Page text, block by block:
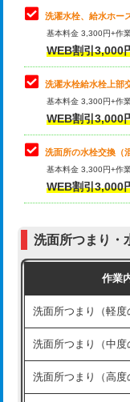
業）
排水管工事（排水
排水管工事（追加
え）
マス交換（土の掘
マス交換（深さ50
マス交換（深さ50
モルタル補修（厚さ
モルタル補修（厚さ
洗面台設置
バスタブ設置
キッチンタンク脱着
その他部品の脱着
交換・取付（タンク
交換・取付(単水栓
式）)
交換・取付(混合水
式・ワンホール）)
（P/S/ポップアップ
交換・取付（その他
持込商品取付（単水
持込商品取付（混合
持込商品取付（浄
給水管工事※（ホー
洗濯水栓、給水ホー
基本料金 3,300円+作
WEB割引3,000
洗濯水栓給水栓上部
基本料金 3,300円+作
WEB割引3,000
洗面所の水栓交換（
基本料金 3,300円+作
WEB割引3,000
洗面所つまり・
作業
洗面所つまり（軽度
洗面所つまり（中度
洗面所つまり（高度